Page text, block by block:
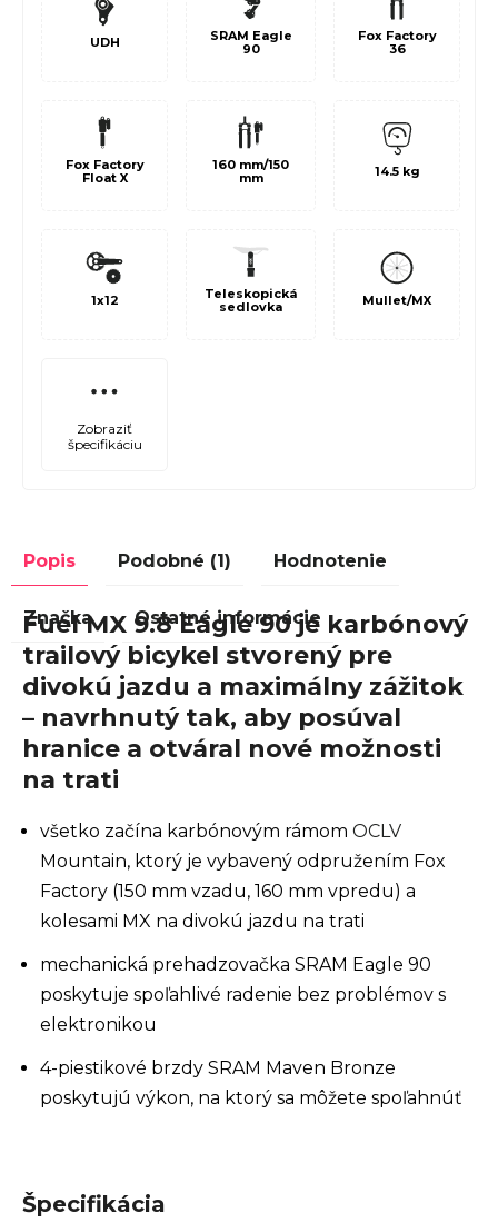
UDH
SRAM Eagle
90
Fox Factory
36
Fox Factory
Float X
160 mm/150
mm
14.5 kg
1x12
Teleskopická
sedlovka
Mullet/MX
Zobraziť
špecifikáciu
Popis Podobné (1) Hodnotenie
Značka Ostatné informácie
Fuel MX 9.8 Eagle 90 je karbónový
trailový bicykel stvorený pre
divokú jazdu a maximálny zážitok
– navrhnutý tak, aby posúval
hranice a otváral nové možnosti
na trati
všetko začína karbónovým rámom OCLV
Mountain, ktorý je vybavený odpružením Fox
Factory (150 mm vzadu, 160 mm vpredu) a
kolesami MX na divokú jazdu na trati
mechanická prehadzovačka SRAM Eagle 90
poskytuje spoľahlivé radenie bez problémov s
elektronikou
4-piestikové brzdy SRAM Maven Bronze
poskytujú výkon, na ktorý sa môžete spoľahnúť
Špecifikácia